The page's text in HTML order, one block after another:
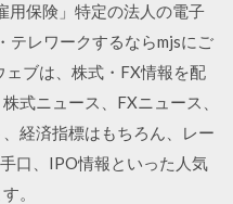
用保険」特定の法人の電子
テレワークするならmjsにご
ブは、株式・FX情報を配
式ニュース、FXニュース、
経済指標はもちろん、レー
口、IPO情報といった人気
。